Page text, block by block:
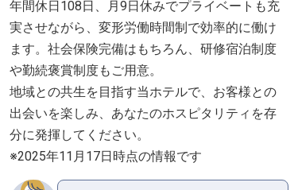
年間休日108日、月9日休みでプライベートも充
実させながら、変形労働時間制で効率的に働け
ます。社会保険完備はもちろん、研修宿泊制度
や勤続褒賞制度もご用意。
地域との共生を目指す当ホテルで、お客様との
出会いを楽しみ、あなたのホスピタリティを存
分に発揮してください。
※2025年11月17日時点の情報です